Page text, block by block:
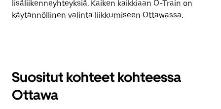
lisäliikenneyhteyksiä. Kaiken kaikkiaan O-Train on
käytännöllinen valinta liikkumiseen Ottawassa.
Suositut kohteet kohteessa
Ottawa